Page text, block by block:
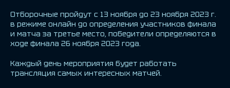
Отборочные пройдут с 13 ноября до 23 ноября 2023 г.
в режиме онлайн до определения участников финала
и матча за третье место, победители определяются в
ходе финала 26 ноября 2023 года.
Каждый день мероприятия будет работать
трансляция самых интересных матчей.